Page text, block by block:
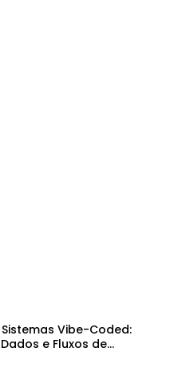
Sistemas Vibe-Coded:
e Fluxos de